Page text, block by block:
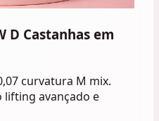
D Castanhas em
curvatura M mix.
lifting avançado e